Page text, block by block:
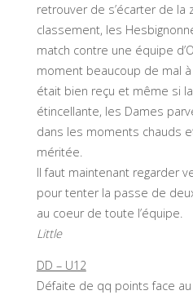
retrouver de s’écarter de la
classement, les
match contre une équipe
moment beaucoup de mal
était bien reçu et même si
étincellante, les Dames
dans les moments chauds
méritée.
Il faut maintenant regarder
pour tenter la passe de
au coeur de toute l’équipe.
Little
DD – U12
Défaite de qq points face